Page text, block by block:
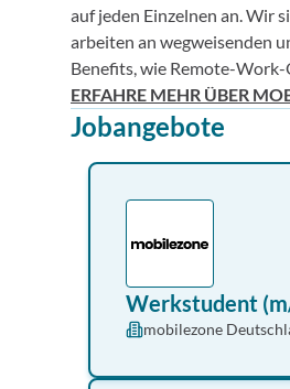
auf jeden Einzelnen an. Wir
arbeiten an wegweisenden
Benefits, wie Remote-
ERFAHRE MEHR ÜBER
Jobangebote
Werkstudent
mobilezone